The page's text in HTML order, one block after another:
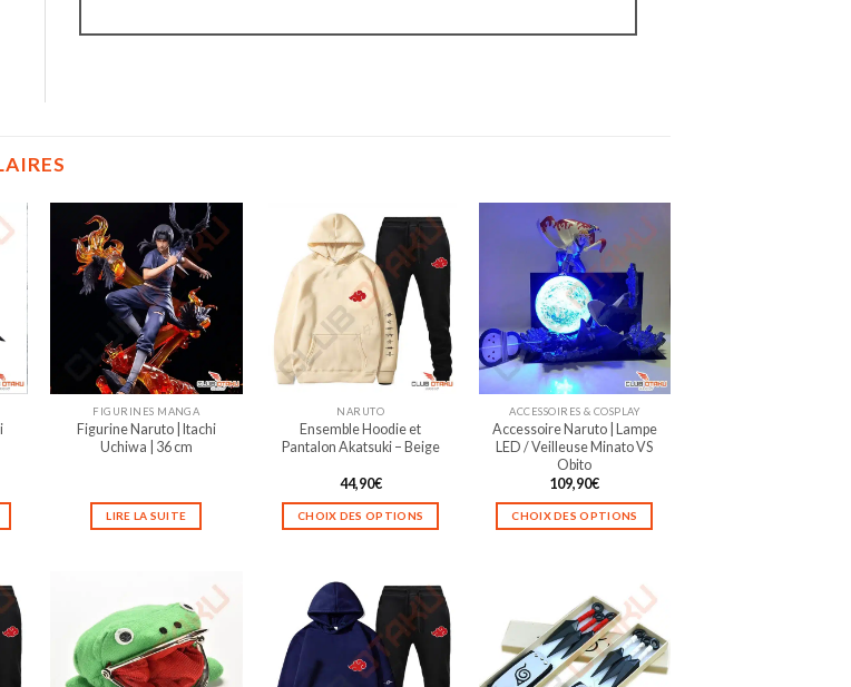
FIGURINES MANGA
Figurine Naruto | Itachi
Uchiwa | 36 cm
LIRE LA SUITE
NARUTO
Ensemble Hoodie et
Pantalon Akatsuki – Beige
44,90€
CHOIX DES OPTIONS
plusieurs
variations.
Les
options
ACCESSOIRES & COSPLAY
Accessoire Naruto | Lampe
LED / Veilleuse Minato VS
Obito
109,90€
CHOIX DES OPTIONS
plusieurs
variations.
Les
options